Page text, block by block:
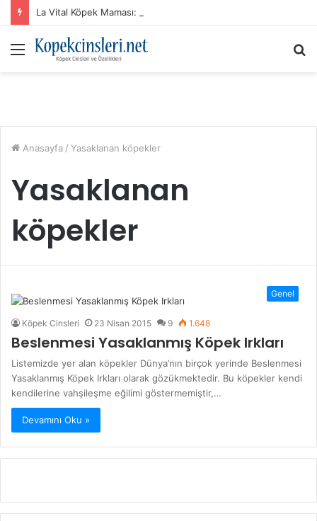
La Vital Köpek Maması: Sık Sorulan Sorular ve Cevaplar
Menü
Anasayfa / Yasaklanan köpekler
Yasaklanan
köpekler
Genel
Köpek Cinsleri 23 Nisan 2015 9 1.648
Beslenmesi Yasaklanmış Köpek Irkları
Listemizde yer alan köpekler Dünya’nın birçok yerinde Beslenmesi
Yasaklanmış Köpek Irkları olarak gözükmektedir. Bu köpekler kendi
kendilerine vahşileşme eğilimi göstermemiştir,…
Devamını Oku »